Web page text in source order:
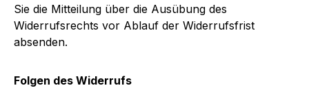
Sie die Mitteilung über die Ausübung des
Widerrufsrechts vor Ablauf der Widerrufsfrist
absenden.
Folgen des Widerrufs